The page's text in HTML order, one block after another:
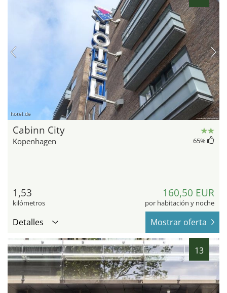
hotel.de
Cabinn City
Kopenhagen 65%
1,53
kilómetros
160,50 EUR
por habitación y noche
Detalles Mostrar oferta
13